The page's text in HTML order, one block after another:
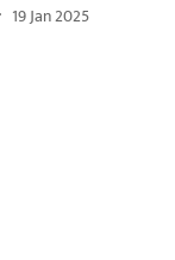
19 Jan 2025